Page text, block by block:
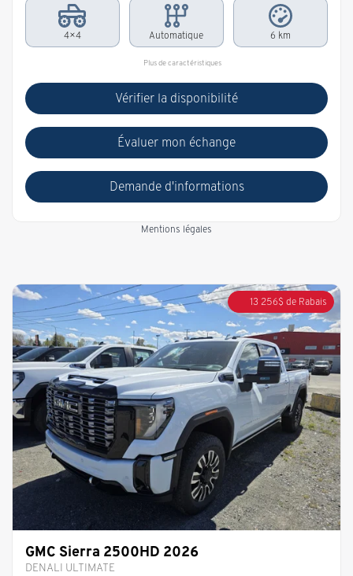
4×4 Automatique 6 km
Plus de caractéristiques
Vérifier la disponibilité
Évaluer mon échange
Demande d'informations
Mentions légales
13 256$ de Rabais
GMC Sierra 2500HD 2026
DENALI ULTIMATE